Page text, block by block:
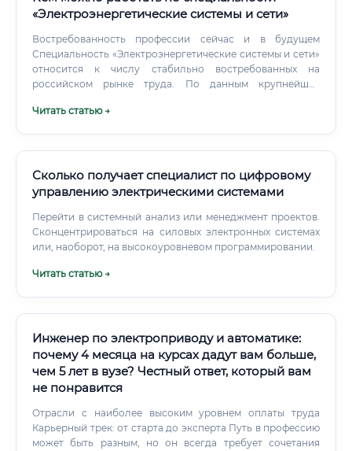
«Электроэнергетические системы и сети»
Востребованность профессии сейчас и в будущем
Специальность «Электроэнергетические системы и сети»
относится к числу стабильно востребованных на
российском рынке труда. По данным крупнейших
вакансий по данному направлению неизменно остаётся
факторы, обеспечивающие устойчивый спрос на
специалистов: Масштабная программа модернизации
строительство новых промышленных объектов, жилых
комплексов и инфраструктуры Развитие возобновляемой
энергетики (ветро- и солнечные электростанции)
цифровой трансформации энергетики Программы
актуальным для многих технических специалистов.
Читать статью →
Сколько получает специалист по цифровому
управлению электрическими системами
Перейти в системный анализ или менеджмент проектов.
Сконцентрироваться на силовых электронных системах
или, наоборот, на высокоуровневом программировании.
Читать статью →
Инженер по электроприводу и автоматике:
почему 4 месяца на курсах дадут вам больше,
чем 5 лет в вузе? Честный ответ, который вам
не понравится
Отрасли с наиболее высоким уровнем оплаты труда
Карьерный трек: от старта до эксперта Путь в профессию
может быть разным, но он всегда требует сочетания